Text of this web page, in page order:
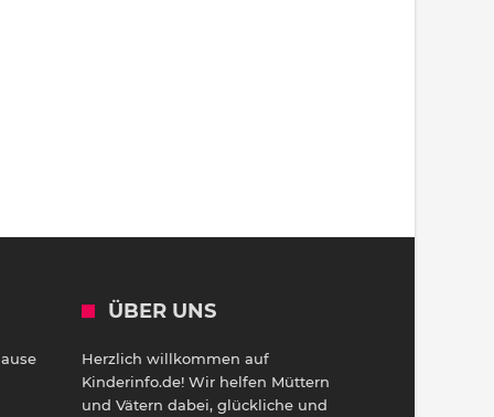
ÜBER UNS
Herzlich willkommen auf
Kinderinfo.de! Wir helfen Müttern
und Vätern dabei, glückliche und